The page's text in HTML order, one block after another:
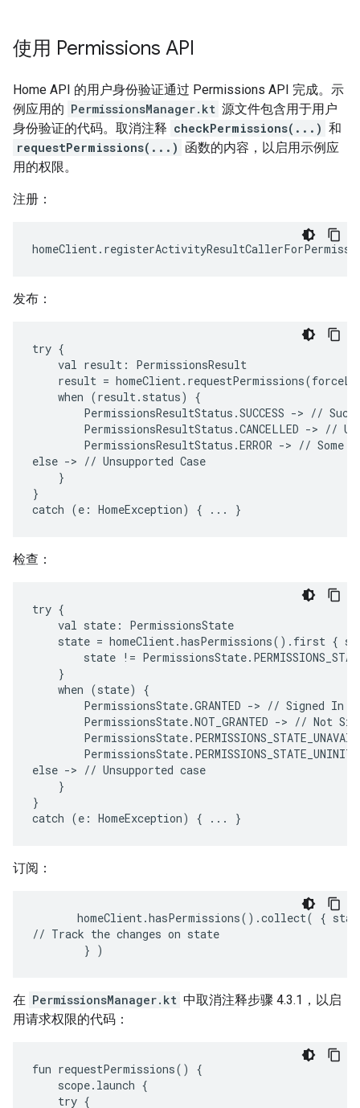
使用 Permissions API
Home API 的用户身份验证通过 Permissions API 完成。示
例应用的 PermissionsManager.kt 源文件包含用于用户
身份验证的代码。取消注释 checkPermissions(...) 和
requestPermissions(...) 函数的内容，以启用示例应
用的权限。
注册：
homeClient.
发布：
try
val result:
result =
when (result.status)
PermissionsResultStatus.SUCCESS -> //
PermissionsResultStatus.CANCELLED -> //
PermissionsResultStatus.ERROR -> // Some
else -> // Unsupported
}
}
catch (e: HomeException) { ...
检查：
try
val state:
state = homeClient.hasPermissions().first {
state !=
when (state)
PermissionsState.GRANTED -> // Signed
PermissionsState.NOT_GRANTED -> // Not
else -> // Unsupported
}
}
catch (e: HomeException) { ...
订阅：
homeClient.hasPermissions().collect( {
// Track the changes on state
在 PermissionsManager.kt 中取消注释步骤 4.3.1，以启
用请求权限的代码：
fun requestPermissions()
scope.launch
try {